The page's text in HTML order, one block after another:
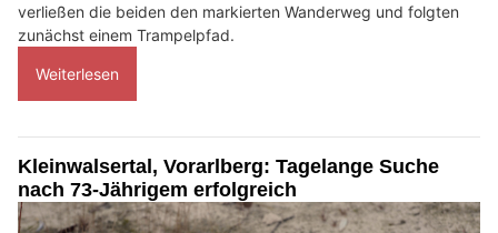
verließen die beiden den markierten Wanderweg und folgten
zunächst einem Trampelpfad.
Weiterlesen
Kleinwalsertal, Vorarlberg: Tagelange Suche
nach 73-Jährigem erfolgreich